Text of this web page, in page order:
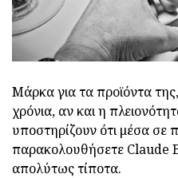
Μάρκα για τα προϊόντα
χρόνια, αν και η
υποστηρίζουν ότι μέσα σε
παρακολουθήσετε Claude
απολύτως τίποτα.